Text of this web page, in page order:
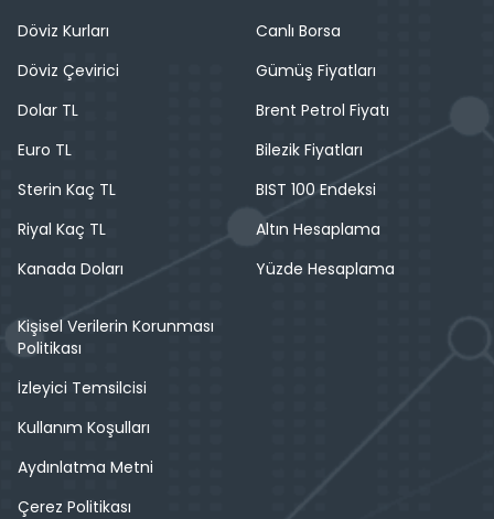
Döviz Kurları
Döviz Çevirici
Dolar TL
Euro TL
Sterin Kaç TL
Riyal Kaç TL
Kanada Doları
Canlı Borsa
Gümüş Fiyatları
Brent Petrol Fiyatı
Bilezik Fiyatları
BIST 100 Endeksi
Altın Hesaplama
Yüzde Hesaplama
Kişisel Verilerin Korunması
Politikası
İzleyici Temsilcisi
Kullanım Koşulları
Aydınlatma Metni
Çerez Politikası